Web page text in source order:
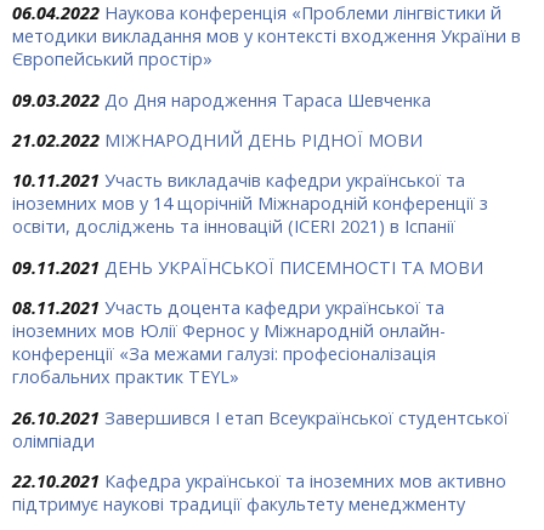
06.04.2022 Наукова конференція «Проблеми лінгвістики й
методики викладання мов у контексті входження України в
Європейський простір»
09.03.2022 До Дня народження Тараса Шевченка
21.02.2022 МІЖНАРОДНИЙ ДЕНЬ РІДНОЇ МОВИ
10.11.2021 Участь викладачів кафедри української та
іноземних мов у 14 щорічній Міжнародній конференції з
освіти, досліджень та інновацій (ICERI 2021) в Іспанії
09.11.2021 ДЕНЬ УКРАЇНСЬКОЇ ПИСЕМНОСТІ ТА МОВИ
08.11.2021 Участь доцента кафедри української та
іноземних мов Юлії Фернос у Міжнародній онлайн-
конференції «За межами галузі: професіоналізація
глобальних практик TEYL»
26.10.2021 Завершився І етап Всеукраїнської студентської
олімпіади
22.10.2021 Кафедра української та іноземних мов активно
підтримує наукові традиції факультету менеджменту